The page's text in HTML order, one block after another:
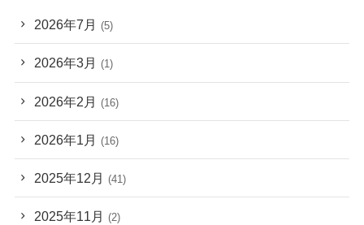
2026年7月 (5)
2026年3月 (1)
2026年2月 (16)
2026年1月 (16)
2025年12月 (41)
2025年11月 (2)